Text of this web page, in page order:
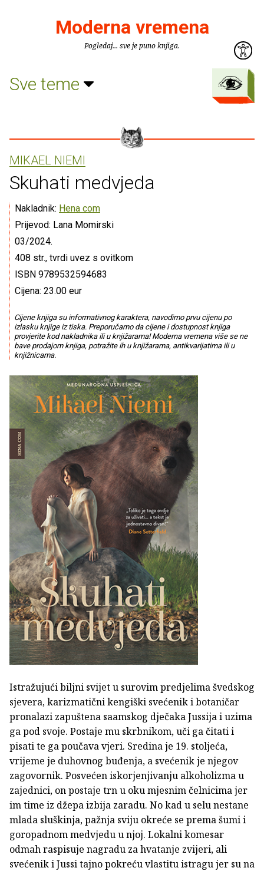
Moderna vremena
Pogledaj... sve je puno knjiga.
Sve teme
MIKAEL NIEMI
Skuhati medvjeda
Nakladnik: Hena com
Prijevod: Lana Momirski
03/2024.
408 str., tvrdi uvez s ovitkom
ISBN 9789532594683
Cijena: 23.00 eur
Cijene knjiga su informativnog karaktera, navodimo prvu cijenu po
izlasku knjige iz tiska. Preporučamo da cijene i dostupnost knjiga
provjerite kod nakladnika ili u knjižarama! Moderna vremena više se ne
bave prodajom knjiga, potražite ih u knjižarama, antikvarijatima ili u
knjižnicama.
Istražujući biljni svijet u surovim predjelima švedskog
sjevera, karizmatični kengiški svećenik i botaničar
pronalazi zapuštena saamskog dječaka Jussija i uzima
ga pod svoje. Postaje mu skrbnikom, uči ga čitati i
pisati te ga poučava vjeri. Sredina je 19. stoljeća,
vrijeme je duhovnog buđenja, a svećenik je njegov
zagovornik. Posvećen iskorjenjivanju alkoholizma u
zajednici, on postaje trn u oku mjesnim čelnicima jer
im time iz džepa izbija zaradu. No kad u selu nestane
mlada sluškinja, pažnja sviju okreće se prema šumi i
goropadnom medvjedu u njoj. Lokalni komesar
odmah raspisuje nagradu za hvatanje zvijeri, ali
svećenik i Jussi tajno pokreću vlastitu istragu jer su na